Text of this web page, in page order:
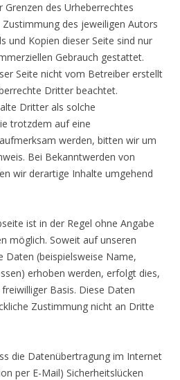
des Urheberrechtes
des jeweiligen Autors
und Kopien dieser Seite sind nur
Gebrauch gestattet.
Seite nicht vom Betreiber erstellt
Dritter beachtet.
Dritter als solche
trotzdem auf eine
werden, bitten wir um
Bei Bekanntwerden von
wir derartige Inhalte umgehend
ist in der Regel ohne Angabe
möglich. Soweit auf unseren
Daten (beispielsweise Name,
erhoben werden, erfolgt dies,
Basis. Diese Daten
Zustimmung nicht an Dritte
die Datenübertragung im Internet
per E-Mail) Sicherheitslücken